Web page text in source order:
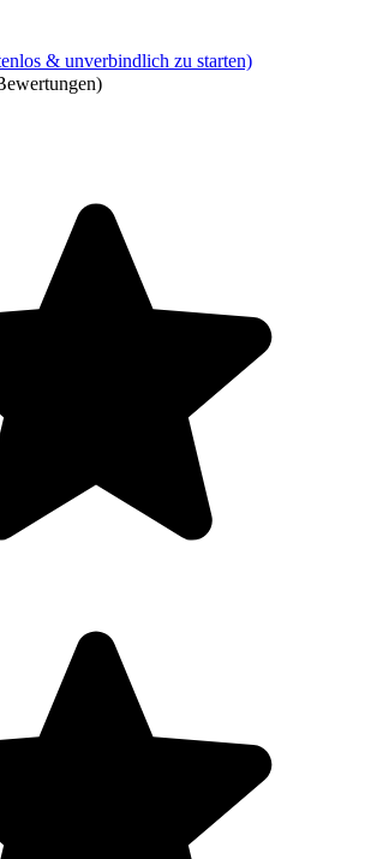
& unverbindlich zu starten)